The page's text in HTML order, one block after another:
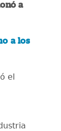
a
a los
el